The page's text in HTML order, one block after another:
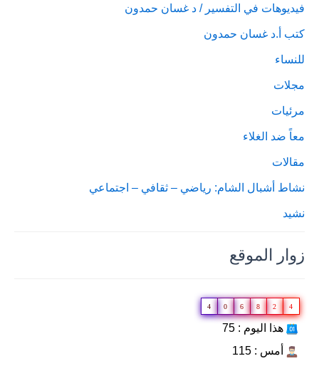
فيديوهات في التفسير / د غسان حمدون
كتب أ.د غسان حمدون
للنساء
مجلات
مرئيات
معاً ضد الغلاء
مقالات
نشاط أشبال الشام: رياضي – ثقافي – اجتماعي
نشيد
زوار الموقع
4 0 6 8 2 4
هذا اليوم : 75
أمس : 115